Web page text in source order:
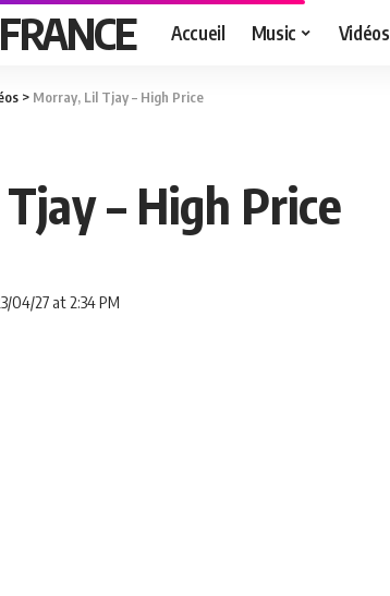
Accueil Music Vidéos
> Morray, Lil Tjay – High Price
– High Price
04/27 at 2:34 PM